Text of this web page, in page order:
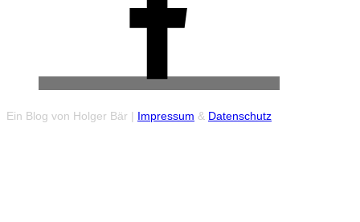
Ein Blog von Holger Bär | Impressum & Datenschutz